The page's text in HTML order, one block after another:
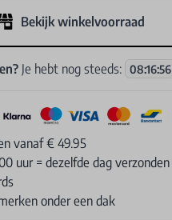
Bekijk winkelvoorraad
Je hebt nog steeds: 08:16:56
vanaf € 49.95
uur = dezelfde dag verzonden
onder een dak